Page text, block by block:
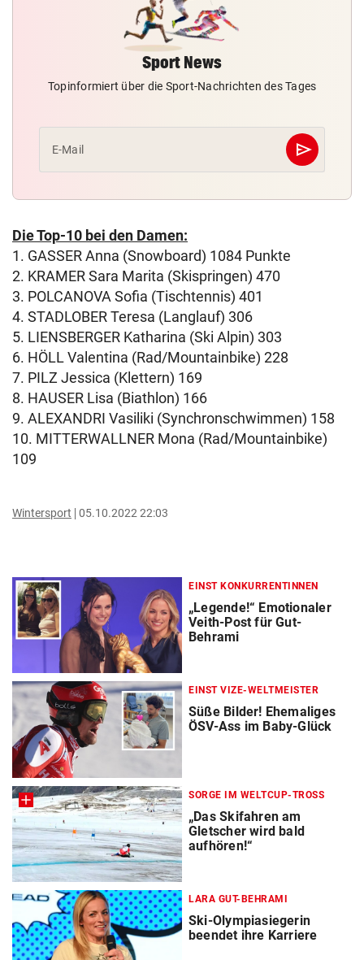
Sport News
Topinformiert über die Sport-Nachrichten des Tages
E-Mail send
Abschicken
Die Top-10 bei den Damen:
1. GASSER Anna (Snowboard) 1084 Punkte
2. KRAMER Sara Marita (Skispringen) 470
3. POLCANOVA Sofia (Tischtennis) 401
4. STADLOBER Teresa (Langlauf) 306
5. LIENSBERGER Katharina (Ski Alpin) 303
6. HÖLL Valentina (Rad/Mountainbike) 228
7. PILZ Jessica (Klettern) 169
8. HAUSER Lisa (Biathlon) 166
9. ALEXANDRI Vasiliki (Synchronschwimmen) 158
10. MITTERWALLNER Mona (Rad/Mountainbike)
109
Wintersport 05.10.2022 22:03
EINST KONKURRENTINNEN
„Legende!“ Emotionaler
Veith-Post für Gut-
Behrami
EINST VIZE-WELTMEISTER
Süße Bilder! Ehemaliges
ÖSV-Ass im Baby-Glück
SORGE IM WELTCUP-TROSS
„Das Skifahren am
Gletscher wird bald
aufhören!“
LARA GUT-BEHRAMI
Ski-Olympiasiegerin
beendet ihre Karriere